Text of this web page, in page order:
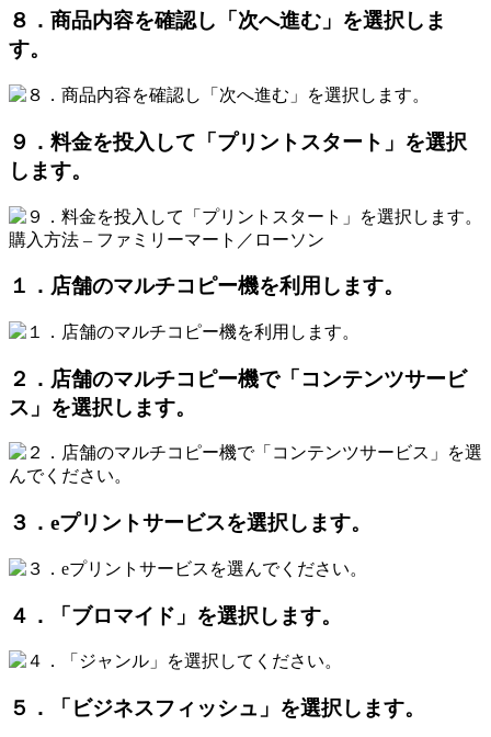
８．商品内容を確認し「次へ進む」を選択しま
す。
９．料金を投入して「プリントスタート」を選択
します。
購入方法 – ファミリーマート／ローソン
１．店舗のマルチコピー機を利用します。
２．店舗のマルチコピー機で「コンテンツサービ
ス」を選択します。
３．eプリントサービスを選択します。
４．「ブロマイド」を選択します。
５．「ビジネスフィッシュ」を選択します。